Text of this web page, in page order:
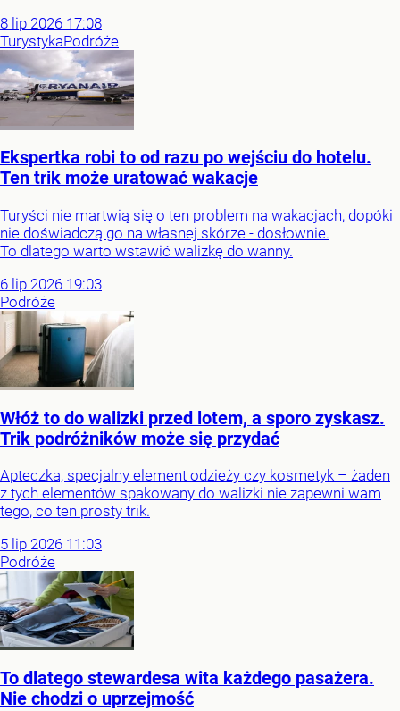
8 lip 2026 17:08
TurystykaPodróże
Ekspertka robi to od razu po wejściu do hotelu.
Ten trik może uratować wakacje
Turyści nie martwią się o ten problem na wakacjach, dopóki
nie doświadczą go na własnej skórze - dosłownie.
To dlatego warto wstawić walizkę do wanny.
6 lip 2026 19:03
Podróże
Włóż to do walizki przed lotem, a sporo zyskasz.
Trik podróżników może się przydać
Apteczka, specjalny element odzieży czy kosmetyk – żaden
z tych elementów spakowany do walizki nie zapewni wam
tego, co ten prosty trik.
5 lip 2026 11:03
Podróże
To dlatego stewardesa wita każdego pasażera.
Nie chodzi o uprzejmość